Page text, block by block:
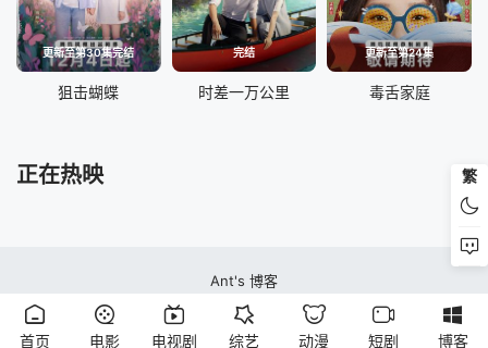
更新至第30集完结
狙击蝴蝶
完结
时差一万公里
更新至第24集
毒舌家庭
正在热映 繁
Ant's 博客
蚂蚁视频站本站所有内容均来自互联网分享站点所提供的公开引用资源，未提供
资源上传、存储服务
首页 电影 电视剧 综艺 动漫 短剧 博客